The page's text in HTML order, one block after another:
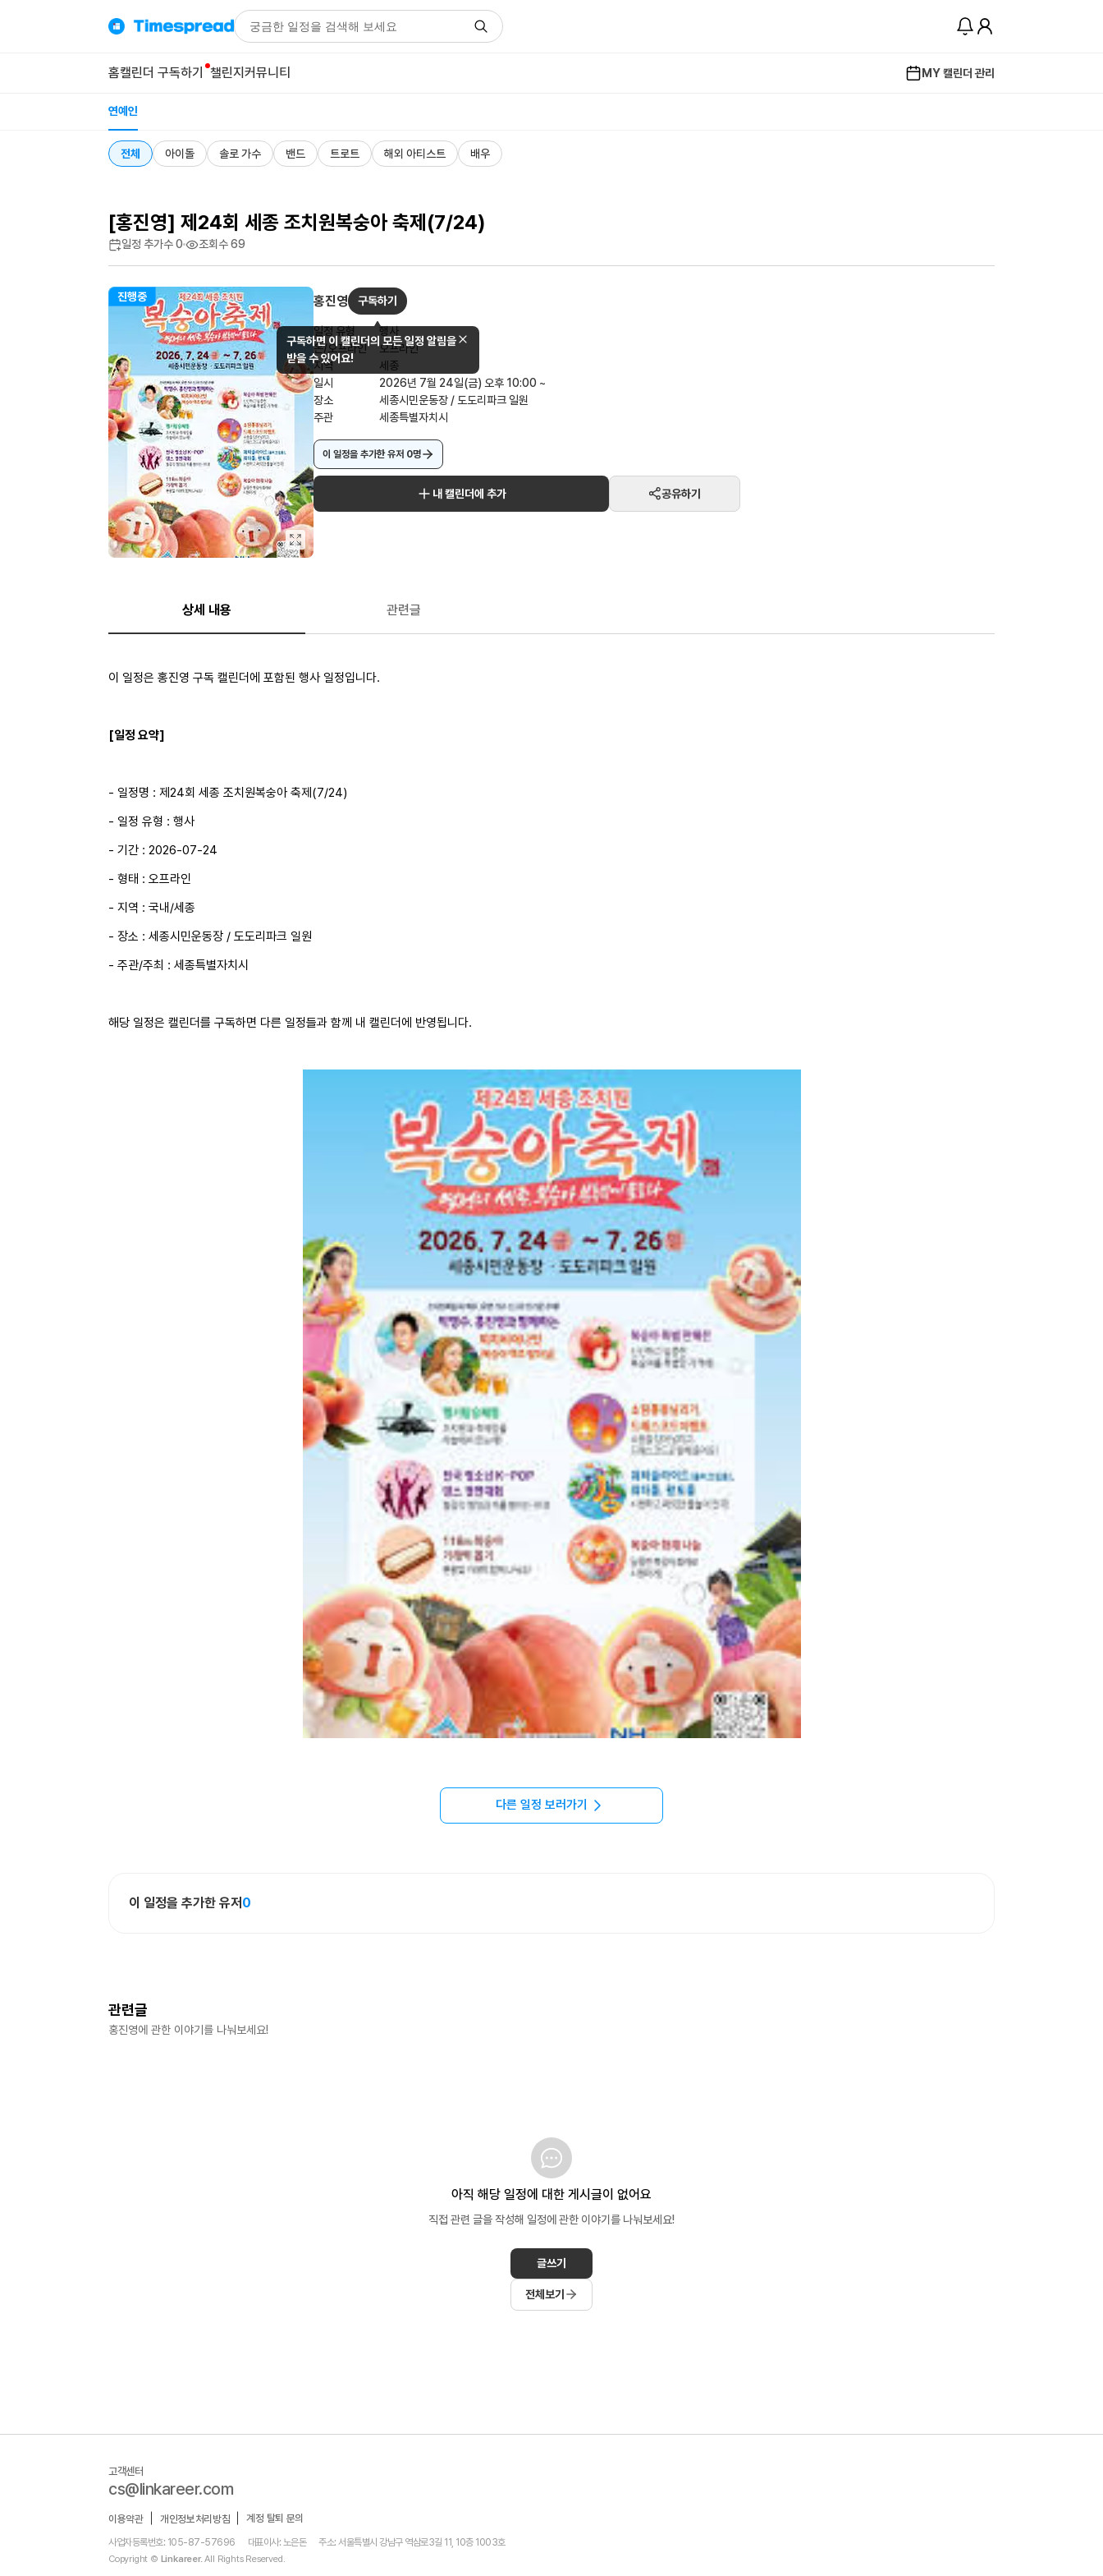
홈캘린더 구독하기 챌린지 커뮤니티 MY 캘린더 관리
연예인
전체 아이돌 솔로 가수 밴드 트로트 해외 아티스트 배우
[홍진영] 제24회 세종 조치원복숭아 축제(7/24)
일정 추가수0 조회수69
진행중 홍진영 구독하기
일정 유형
행사
온/오프라인
오프라인
지역
세종
일시
2026년 7월 24일(금) 오후 10:00 ~
장소
세종시민운동장 / 도도리파크 일원
주관
세종특별자치시
이 일정을 추가한 유저 0명
내 캘린더에 추가 공유하기
상세 내용 관련글
이 일정은 홍진영 구독 캘린더에 포함된 행사 일정입니다.
[일정 요약]
- 일정명 : 제24회 세종 조치원복숭아 축제(7/24)
- 일정 유형 : 행사
- 기간 : 2026-07-24
- 형태 : 오프라인
- 지역 : 국내/세종
- 장소 : 세종시민운동장 / 도도리파크 일원
- 주관/주최 : 세종특별자치시
해당 일정은 캘린더를 구독하면 다른 일정들과 함께 내 캘린더에 반영됩니다.
다른 일정 보러가기
이 일정을 추가한 유저 0
관련글
홍진영에 관한 이야기를 나눠보세요!
아직 해당 일정에 대한 게시글이 없어요
직접 관련 글을 작성해 일정에 관한 이야기를 나눠보세요!
글쓰기
전체보기
구독하면 이 캘린더의 모든 일정 알림을
받을 수 있어요!
고객센터
cs@linkareer.com
이용약관 개인정보처리방침 계정 탈퇴 문의
사업자등록번호: 105-87-57696 대표이사: 노은돈
주소: 서울특별시 강남구 역삼로3길 11, 10층 1003호
Copyright © Linkareer. All Rights Reserved.